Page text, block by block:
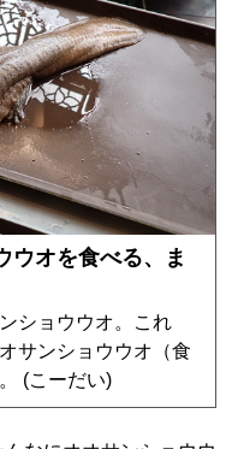
ウオを食べる、ま
ショウウオ。これ
サンショウウオ（食
(こーだい)